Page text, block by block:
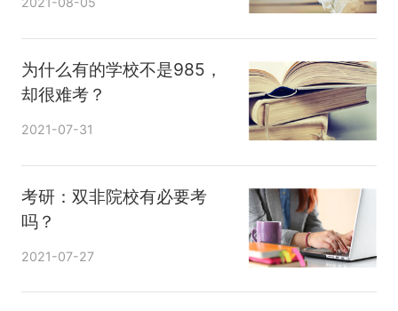
为什么有的学校不是985，
却很难考？
2021-07-31
考研：双非院校有必要考
吗？
2021-07-27